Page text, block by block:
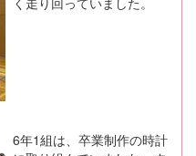
6年1組は、卒業制作の時計